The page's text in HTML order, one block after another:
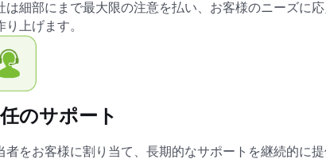
は細部にまで最大限の注意を払い、お客様のニーズに
り上げます。
のサポート
者をお客様に割り当て、長期的なサポートを継続的に提